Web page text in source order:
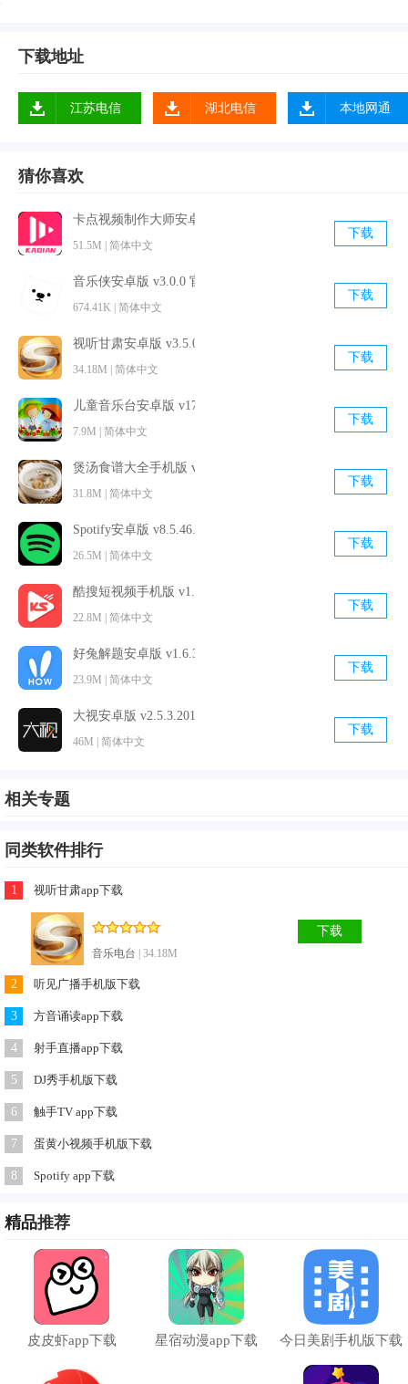
延迟闹钟；响铃时间设定、闹钟铃声闹铃音量，只要你选中了
4、支持生日提醒，好朋友的生日不能忘
件；
7、支持多种闹钟铃声，可以选择系统自带的闹钟铃声，或是
自己下载的铃声当闹钟铃声闹铃，还可以添加自己录音歌曲作
为闹钟铃声闹铃；
8、闹钟、重要事务提醒、生日提醒、备忘录等等，功能非常
的齐全；
学习将会事半功倍；
2、个性闹钟定制：起床闹钟、生日闹钟提醒、备忘闹钟等多
3、将APP提供的闹钟插件设置到手机桌面；
4、可以选择自己喜欢的闹钟，让自己每天都是
元气满满的一
天；
5、根据自己的兴趣爱好下载喜欢的闹钟铃声，很好的展现自
己的个性；
下载地址
江苏电信 湖北电信 本地网通
猜你喜欢
卡点视频制作大师安卓版 v1.2.1 手机免费版
51.5M | 简体中文
下载
音乐侠安卓版 v3.0.0 官方免费版
674.41K | 简体中文
下载
视听甘肃安卓版 v3.5.0 官方免费版
34.18M | 简体中文
下载
儿童音乐台安卓版 v17.7.16 官方最新版
7.9M | 简体中文
下载
煲汤食谱大全手机版 v6.3.1 官方最新版
31.8M | 简体中文
下载
Spotify安卓版 v8.5.46.859 最新免费版
26.5M | 简体中文
下载
酷搜短视频手机版 v1.20 官方最新版
22.8M | 简体中文
下载
好兔解题安卓版 v1.6.30.14 官方免费版
23.9M | 简体中文
下载
大视安卓版 v2.5.3.20190712 官方免费版
46M | 简体中文
下载
相关专题
同类软件排行
1 视听甘肃app下载
音乐电台 | 34.18M
下载
2 听见广播手机版下载
3 方音诵读app下载
4 射手直播app下载
5 DJ秀手机版下载
6 触手TV app下载
7 蛋黄小视频手机版下载
8 Spotify app下载
精品推荐
皮皮虾app下载 星宿动漫app下载 今日美剧手机版下载